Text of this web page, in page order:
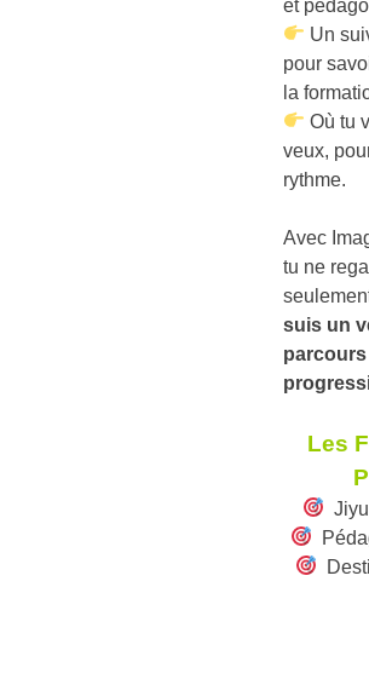
et
Un
pour
la
Où tu
veux,
rythme.
Avec
tu ne
suis un
Les